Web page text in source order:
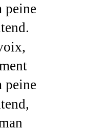
peine
peine